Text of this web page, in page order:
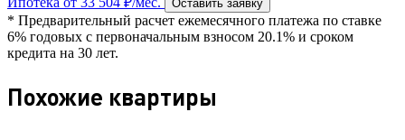
Оставить заявку
* Предварительный расчет ежемесячного платежа по ставке
6% годовых с первоначальным взносом 20.1% и сроком
кредита на 30 лет.
Похожие квартиры